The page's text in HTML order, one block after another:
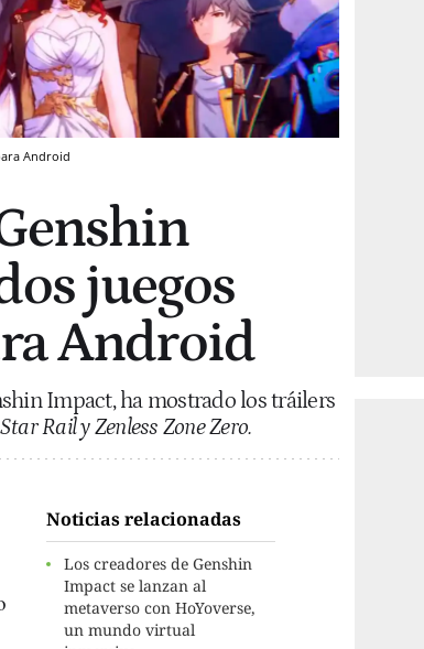
Android
juegos
Android
Impact, ha mostrado los tráilers
Raily Zenless Zone Zero.
Noticias relacionadas
Los creadores de Genshin
Impact se lanzan al
metaverso con HoYoverse,
un mundo virtual